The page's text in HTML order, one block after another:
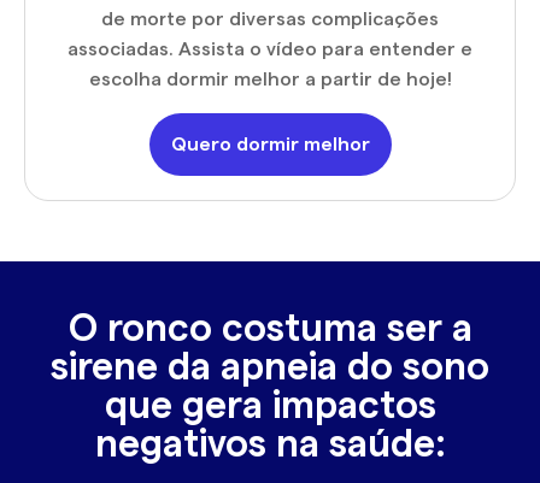
de morte por diversas complicações
associadas. Assista o vídeo para entender e
escolha dormir melhor a partir de hoje!
Quero dormir melhor
O ronco costuma ser a
sirene da apneia do sono
que gera impactos
negativos na saúde: